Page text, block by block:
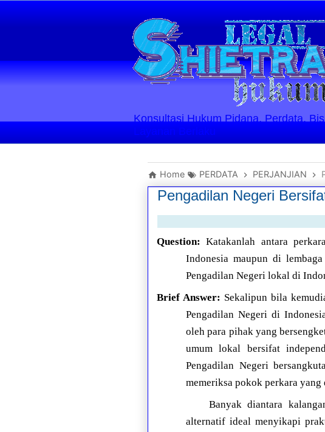
Konsultasi Hukum Pidana, Perdata,
Layanan Berlaku
Home PERDATA PERJANJIAN
Pengadilan Negeri
Question: Katakanlah antara
Indonesia maupun di
Pengadilan Negeri lokal di
Brief Answer: Sekalipun bila
Pengadilan Negeri di
oleh para pihak yang
umum lokal bersifat
Pengadilan Negeri
memeriksa pokok perkara
Banyak diantara
alternatif ideal menyikapi